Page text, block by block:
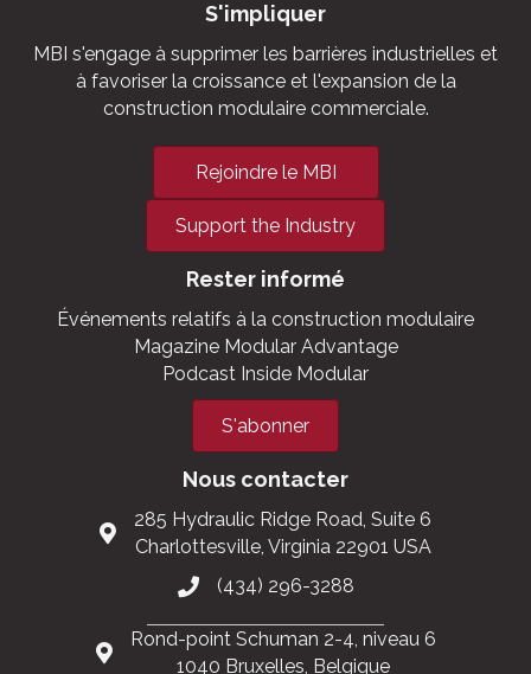
S'impliquer
MBI s'engage à supprimer les barrières industrielles et
à favoriser la croissance et l'expansion de la
construction modulaire commerciale.
Rejoindre le MBI
Support the Industry
Rester informé
Événements relatifs à la construction modulaire
Magazine Modular Advantage
Podcast Inside Modular
S'abonner
Nous contacter
285 Hydraulic Ridge Road, Suite 6
Charlottesville, Virginia 22901 USA
(434) 296-3288
Rond-point Schuman 2-4, niveau 6
1040 Bruxelles, Belgique